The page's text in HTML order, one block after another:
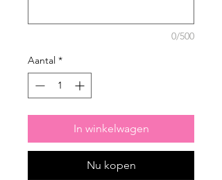
0/500
Aantal *
In winkelwagen
Nu kopen